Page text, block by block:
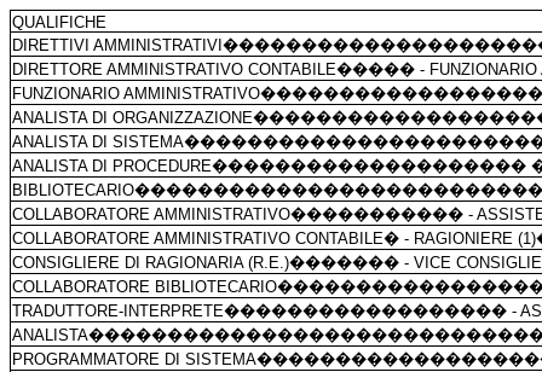
QUALIFICHE
DIRETTIVI AMMINISTRATIVI
DIRETTORE AMMINISTRATIVO CONTABILE�����-
FUNZIONARIO AMMINISTRATIVO
ANALISTA DI ORGANIZZAZIONE
ANALISTA DI SISTEMA
ANALISTA DI PROCEDURE��������������������
BIBLIOTECARIO
COLLABORATORE AMMINISTRATIVO�����������-
COLLABORATORE AMMINISTRATIVO CONTABILE�- RAGIONIERE (1)
CONSIGLIERE DI RAGIONARIA (R.E.)�������- VICE
COLLABORATORE BIBLIOTECARIO
TRADUTTORE-INTERPRETE������������������-
ANALISTA
PROGRAMMATORE DI SISTEMA